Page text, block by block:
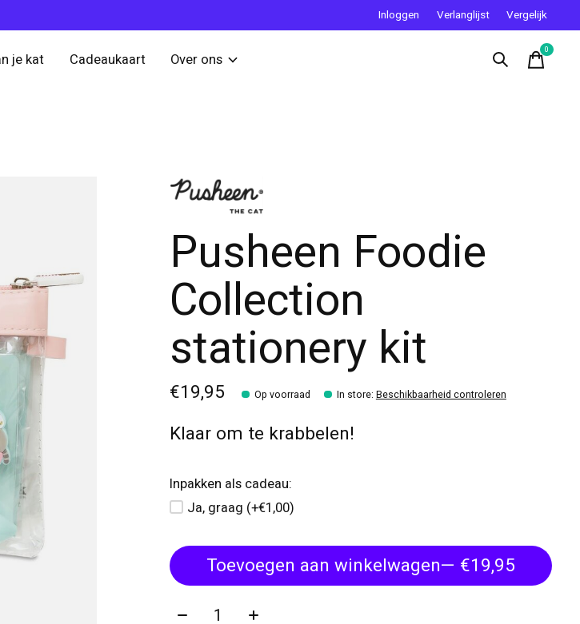
Inloggen Verlanglijst Vergelijk
je kat Cadeaukaart Over ons
0items
Pusheen Foodie
Collection
stationery kit
€19,95 Op voorraad In store: Beschikbaarheid controleren
Klaar om te krabbelen!
Inpakken als cadeau:
Ja, graag (+€1,00)
Toevoegen aan winkelwagen
— €19,95
Aantal: